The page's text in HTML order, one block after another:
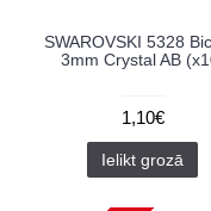
SWAROVSKI 5328
3mm Crystal AB
1,10€
Ielikt grozā